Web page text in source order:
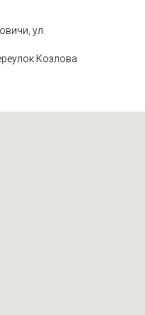
ул.
Козлова